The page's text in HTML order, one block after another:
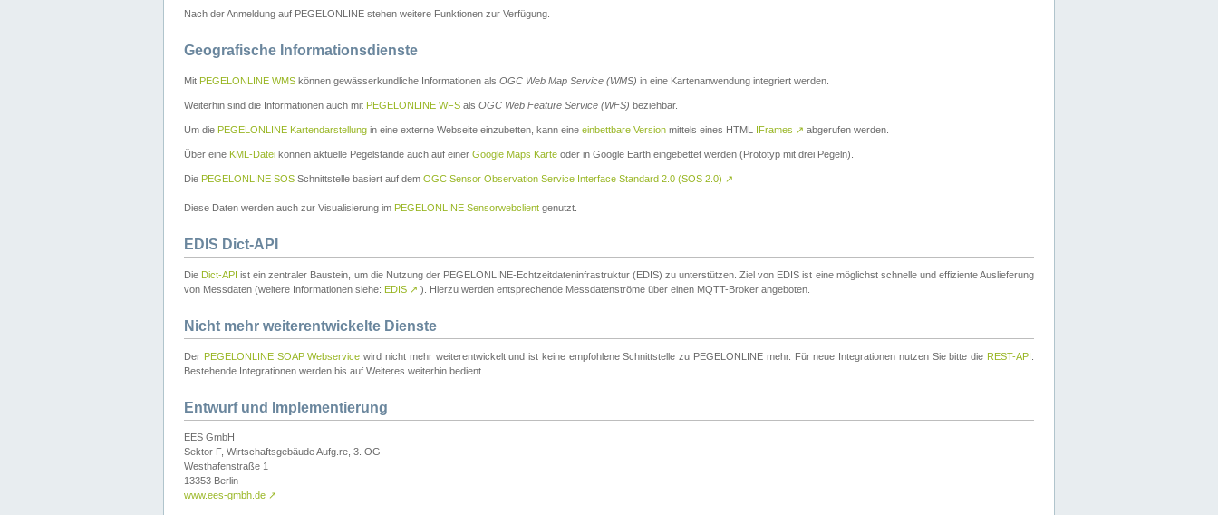
Nach der Anmeldung auf PEGELONLINE stehen weitere Funktionen zur Verfügung.
Geografische Informationsdienste
Mit PEGELONLINE WMS können gewässerkundliche Informationen als OGC Web Map Service (WMS) in eine Kartenanwendung integriert werden.
Weiterhin sind die Informationen auch mit PEGELONLINE WFS als OGC Web Feature Service (WFS) beziehbar.
Um die PEGELONLINE Kartendarstellung in eine externe Webseite einzubetten, kann eine einbettbare Version mittels eines HTML IFrames ↗ abgerufen werden.
Über eine KML-Datei können aktuelle Pegelstände auch auf einer Google Maps Karte oder in Google Earth eingebettet werden (Prototyp mit drei Pegeln).
Die PEGELONLINE SOS Schnittstelle basiert auf dem OGC Sensor Observation Service Interface Standard 2.0 (SOS 2.0) ↗
Diese Daten werden auch zur Visualisierung im PEGELONLINE Sensorwebclient genutzt.
EDIS Dict-API
Die Dict-API ist ein zentraler Baustein, um die Nutzung der PEGELONLINE-Echtzeitdateninfrastruktur (EDIS) zu unterstützen. Ziel von EDIS ist eine möglichst schnelle und effiziente Auslieferung
von Messdaten (weitere Informationen siehe: EDIS ↗ ). Hierzu werden entsprechende Messdatenströme über einen MQTT-Broker angeboten.
Nicht mehr weiterentwickelte Dienste
Der PEGELONLINE SOAP Webservice wird nicht mehr weiterentwickelt und ist keine empfohlene Schnittstelle zu PEGELONLINE mehr. Für neue Integrationen nutzen Sie bitte die REST-API
Bestehende Integrationen werden bis auf Weiteres weiterhin bedient.
Entwurf und Implementierung
EES GmbH
Sektor F, Wirtschaftsgebäude Aufg.re, 3. OG
Westhafenstraße 1
13353 Berlin
www.ees-gmbh.de ↗